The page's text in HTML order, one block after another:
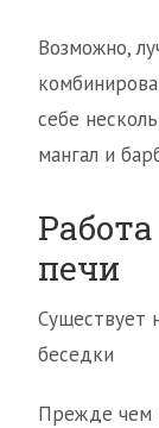
Возможно,
себе
мангал и
печи
Существует
беседки
Прежде чем